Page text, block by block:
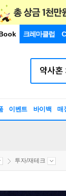
크레마클럽
이벤트 바이백 매
투자/재테크